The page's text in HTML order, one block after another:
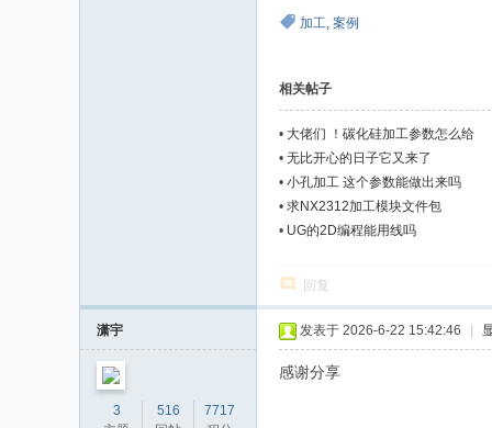
加工, 案例
相关帖子
• 大佬们 ！碳化硅加工参数怎么给
• 无比开心的日子它又来了
• 小孔加工 这个参数能做出来吗
• 求NX2312加工模块文件包
• UG的2D编程能用线吗
回复
潇宇
3
516
7717
发表于 2026-6-22 15:42:46
感谢分享